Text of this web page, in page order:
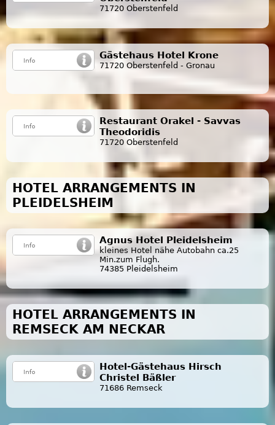
71720 Oberstenfeld
Gästehaus Hotel Krone
71720 Oberstenfeld - Gronau
Restaurant Orakel - Savvas
Theodoridis
71720 Oberstenfeld
HOTEL ARRANGEMENTS IN
PLEIDELSHEIM
Agnus Hotel Pleidelsheim
kleines Hotel nähe Autobahn ca.25
Min.zum Flugh.
74385 Pleidelsheim
HOTEL ARRANGEMENTS IN
REMSECK AM NECKAR
Hotel-Gästehaus Hirsch
Christel Bäßler
71686 Remseck